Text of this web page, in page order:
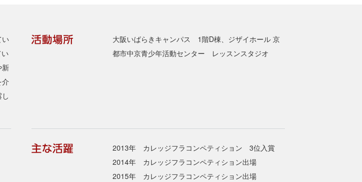
い
新
大阪いばらきキャンパス 1階D棟、ジザイホール 京
都市中京青少年活動センター レッスンスタジオ
2013年 カレッジフラコンペティション 3位入賞
2014年 カレッジフラコンペティション出場
2015年 カレッジフラコンペティション出場